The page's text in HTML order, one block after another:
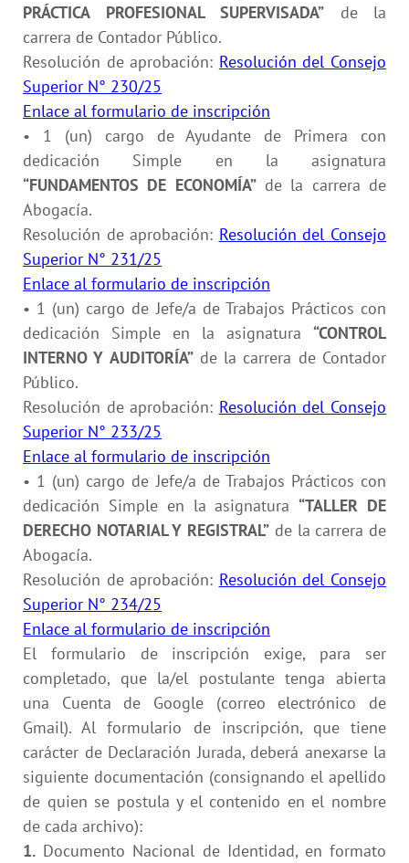
PRÁCTICA PROFESIONAL SUPERVISADA” de la
carrera de Contador Público.
Resolución de aprobación: Resolución del Consejo
Superior N° 230/25
Enlace al formulario de inscripción
• 1 (un) cargo de Ayudante de Primera con
dedicación Simple en la asignatura
“FUNDAMENTOS DE ECONOMÍA”de la carrera de
Abogacía.
Resolución de aprobación: Resolución del Consejo
Superior N° 231/25
Enlace al formulario de inscripción
• 1 (un) cargo de Jefe/a de Trabajos Prácticos con
dedicación Simple en la asignatura “CONTROL
INTERNO Y AUDITORÍA”de la carrera de Contador
Público.
Resolución de aprobación: Resolución del Consejo
Superior N° 233/25
Enlace al formulario de inscripción
• 1 (un) cargo de Jefe/a de Trabajos Prácticos con
dedicación Simple en la asignatura“TALLER DE
DERECHO NOTARIAL Y REGISTRAL” de la carrera de
Abogacía.
Resolución de aprobación: Resolución del Consejo
Superior N° 234/25
Enlace al formulario de inscripción
El formulario de inscripción exige, para ser
completado, que la/el postulante tenga abierta
una Cuenta de Google (correo electrónico de
Gmail). Al formulario de inscripción, que tiene
carácter de Declaración Jurada, deberá anexarse la
siguiente documentación (consignando el apellido
de quien se postula y el contenido en el nombre
de cada archivo):
1. Documento Nacional de Identidad, en formato